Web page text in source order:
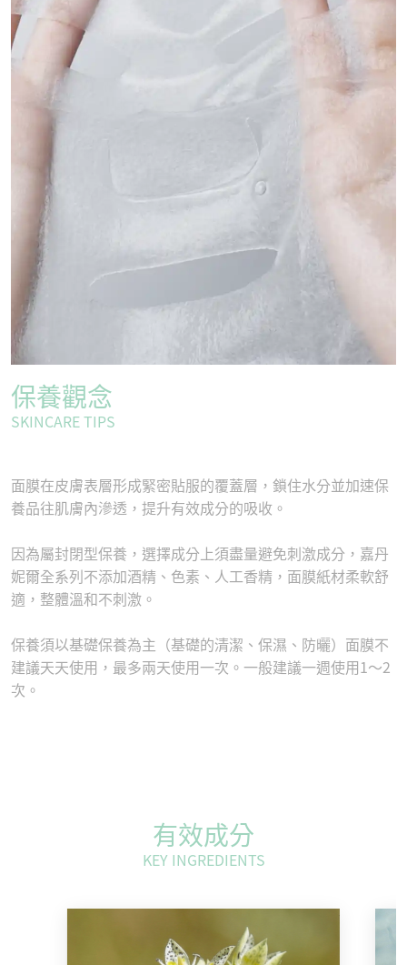
保養觀念
SKINCARE TIPS
面膜在皮膚表層形成緊密貼服的覆蓋層，鎖住水分並加速保
養品往肌膚內滲透，提升有效成分的吸收。
因為屬封閉型保養，選擇成分上須盡量避免刺激成分，嘉丹
妮爾全系列不添加酒精、色素、人工香精，面膜紙材柔軟舒
適，整體溫和不刺激。
保養須以基礎保養為主（基礎的清潔、保濕、防曬）⾯膜不
建議天天使⽤，最多兩天使⽤⼀次。⼀般建議⼀週使⽤1～2
次。
有效成分
KEY INGREDIENTS